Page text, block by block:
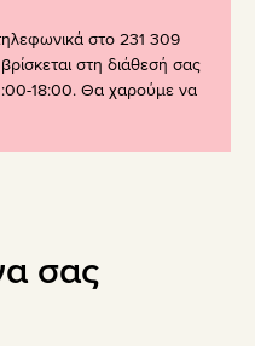
στο 231 309
στη διάθεσή σας
18:00. Θα χαρούμε να
σας